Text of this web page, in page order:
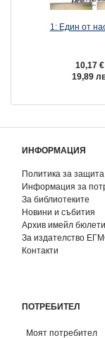
1: Един от
10,17 €
19,89
ИНФОРМАЦИЯ
Политика за
Информация за
За библиотеките
Новини и събития
Архив имейл
За издателство
Контакти
ПОТРЕБИТЕЛ
Моят потребител